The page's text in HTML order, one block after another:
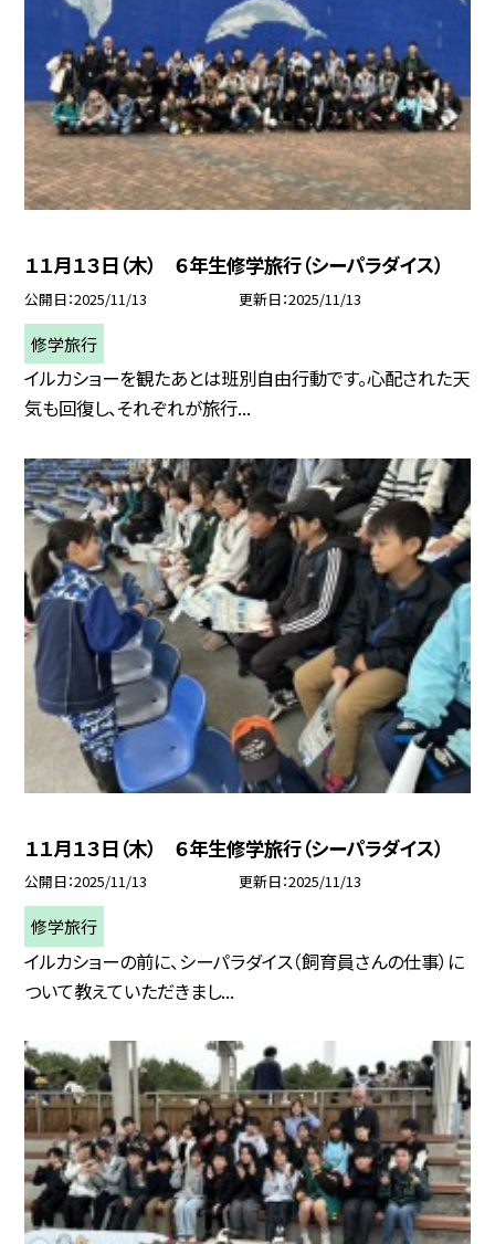
１１月１３日（木） ６年生修学旅行（シーパラダイス）
公開日 2025/11/13 更新日 2025/11/13
修学旅行
イルカショーを観たあとは班別自由行動です。心配された天
気も回復し、それぞれが旅行...
１１月１３日（木） ６年生修学旅行（シーパラダイス）
公開日 2025/11/13 更新日 2025/11/13
修学旅行
イルカショーの前に、シーパラダイス（飼育員さんの仕事）に
ついて教えていただきまし...